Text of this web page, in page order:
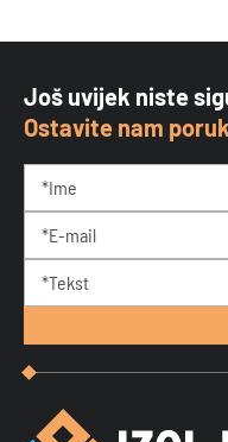
Još uvijek niste
Ostavite nam